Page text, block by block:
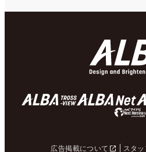
広告掲載について スタ